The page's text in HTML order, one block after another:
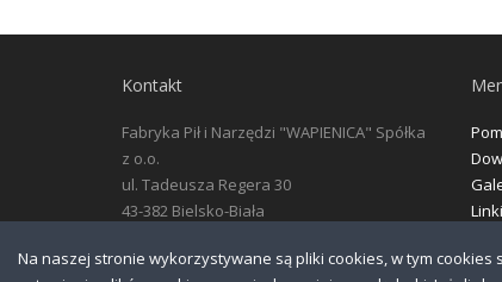
Kontakt
Fabryka Pił i Narzędzi "WAPIENICA" Spółka
z o.o.
ul. Tadeusza Regera 30
43-382 Bielsko-Biała
fax.: +48 33 487 15 01
Linki
Na naszej stronie wykorzystywane są pliki cookies, w tym